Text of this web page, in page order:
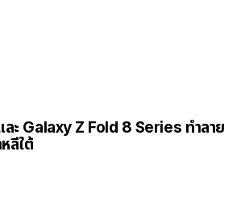
ะ Galaxy Z Fold 8 Series ทำลาย
ลีใต้